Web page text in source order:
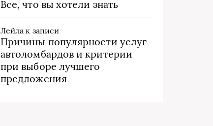
Все, что вы хотели знать
Лейла к записи
Причины популярности услуг
автоломбардов и критерии
при выборе лучшего
предложения